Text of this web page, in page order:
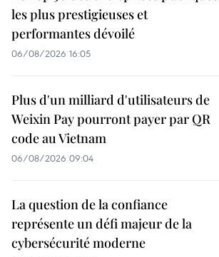
les plus prestigieuses et
performantes dévoilé
06/08/2026 16:05
Plus d'un milliard d'utilisateurs de
Weixin Pay pourront payer par QR
code au Vietnam
06/08/2026 09:04
La question de la confiance
représente un défi majeur de la
cybersécurité moderne